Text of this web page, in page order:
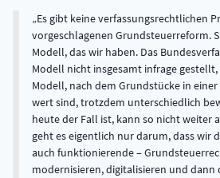
Es gibt keine verfassungsrechtlichen
vorgeschlagenen Grundsteuerreform.
Modell, das wir haben. Das
Modell nicht insgesamt infrage
Modell, nach dem Grundstücke in
wert sind, trotzdem unterschiedlich
heute der Fall ist, kann so nicht weiter
geht es eigentlich nur darum, dass wir
auch funktionierende –
modernisieren, digitalisieren und